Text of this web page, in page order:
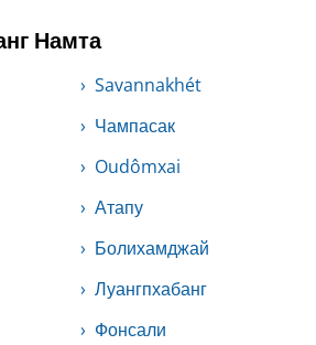
Намта
Savannakhét
Чампасак
Oudômxai
Атапу
Болихамджай
Луангпхабанг
Фонсали